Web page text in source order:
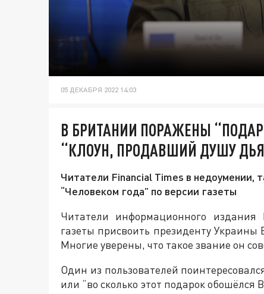
05 ДЕКАБРЯ 2022 14:03
В БРИТАНИИ ПОРАЖЕНЫ
“КЛОУН, ПРОДАВШИЙ ДУШУ
Читатели Financial Times в недоумении,
“Человеком года” по версии газеты
Читатели информационного
газеты присвоить президенту Украины
Многие уверены, что такое звание он
Один из пользователей
или “во сколько этот подарок обошёлся